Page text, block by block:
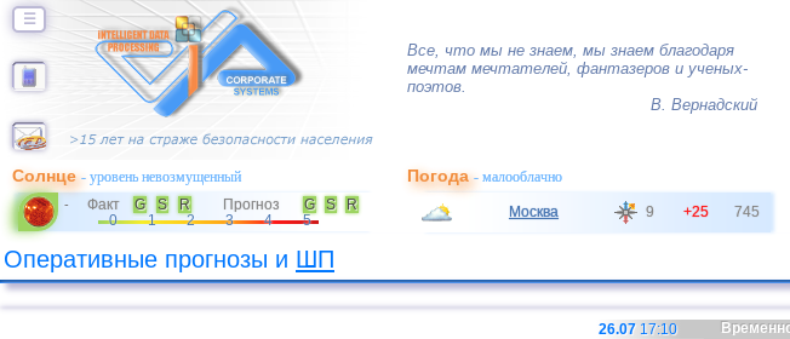
☰
Все, что мы не знаем, мы знаем благодаря
мечтам мечтателей, фантазеров и ученых-
поэтов.
В. Вернадский
Солнце- уровень невозмущенный
- Факт G S R Прогноз G S
R
0
1 2 3 4 5
Погода- малооблачно
Москва 9 +25 745
Оперативные прогнозы и ШП
26.0717:10